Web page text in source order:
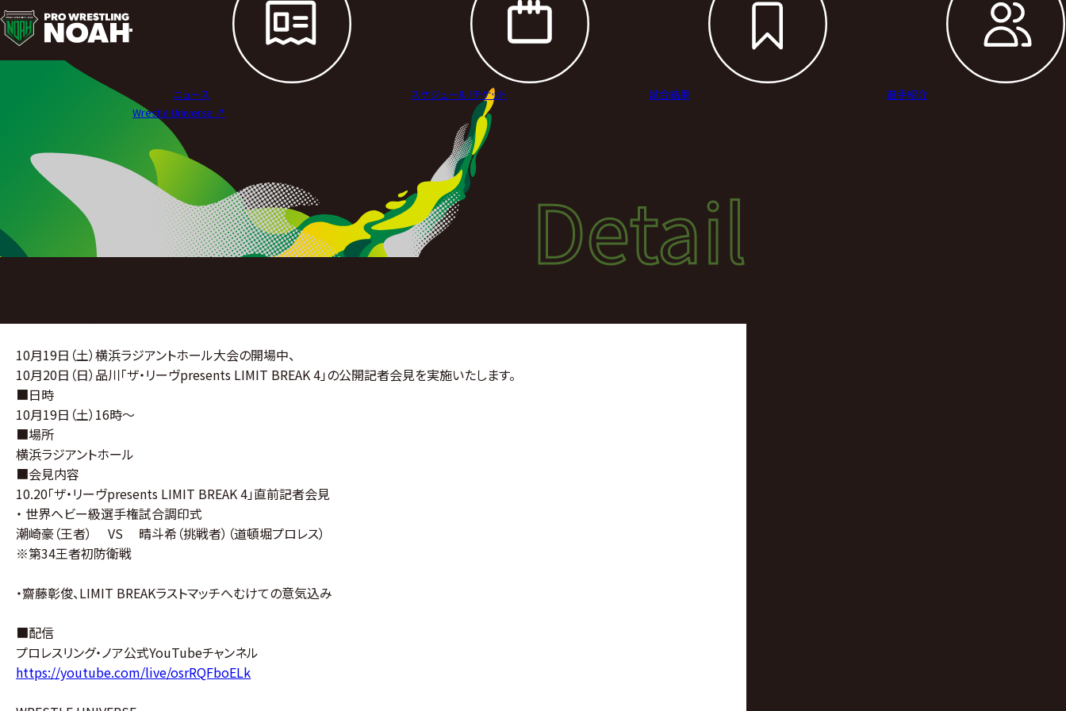
試
合
レ
ス
ン
グ・
ノ
ア
公
式
サ
イ
ニュース スケジュール/チケット 試合結果
選手紹介
Wrestle Universe ↗︎
Detail
試合結果
Detail
10月19日（土）横浜ラジアントホール大会の開場中、
10月20日（日）品川「ザ・リーヴpresents LIMIT BREAK 4」の公開記者会見を実施いたします。
■日時
10月19日（土）16時～
■場所
横浜ラジアントホール
■会見内容
10.20「ザ・リーヴpresents LIMIT BREAK 4」直前記者会見
・ 世界ヘビー級選手権試合調印式
潮崎豪（王者） VS 晴斗希（挑戦者）（道頓堀プロレス）
※第34王者初防衛戦
・齋藤彰俊、LIMIT BREAKラストマッチへむけての意気込み
■配信
プロレスリング・ノア公式YouTubeチャンネル
https://youtube.com/live/osrRQFboELk